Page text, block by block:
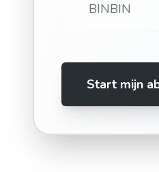
BINBIN
Start mijn